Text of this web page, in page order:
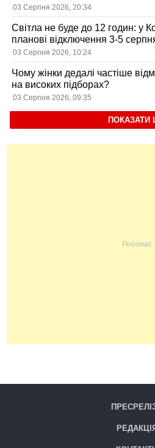
03 Серпня 2026, 20:34
Світла не буде до 12 годин: у
планові відключення 3-5
03 Серпня 2026, 10:24
Чому жінки дедалі частіше
на високих підборах?
03 Серпня 2026, 09:35
ПОКАЗАТИ